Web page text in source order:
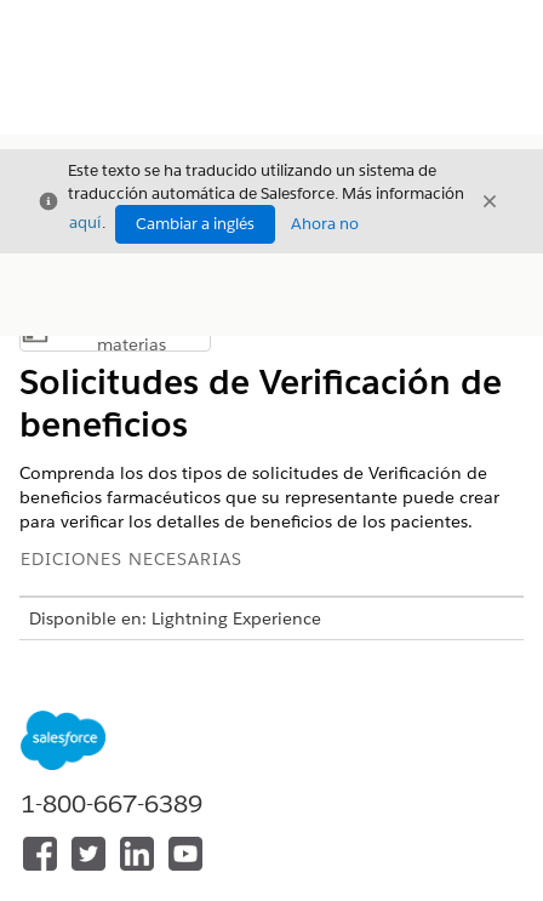
Cerrar
Este texto se ha traducido utilizando un sistema de
traducción automática de Salesforce. Más información
aquí. Cambiar a inglés Ahora no
Cerrar
Mostrar índice de materias
materias
Solicitudes de Verificación de
beneficios
Comprenda los dos tipos de solicitudes de Verificación de
beneficios farmacéuticos que su representante puede crear
para verificar los detalles de beneficios de los pacientes.
EDICIONES NECESARIAS
Disponible en: Lightning Experience
Solicitud de verificación manual
En Verificación de beneficios farmacéuticos, un
solicitud de verificación manual poniéndose en contacto
directamente con los pagadores para obtener los detalles
de cobertura del paciente. Después de recibir la
1-800-667-6389